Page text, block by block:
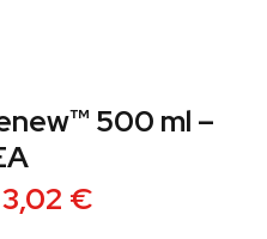
500 ml –
3,02 €